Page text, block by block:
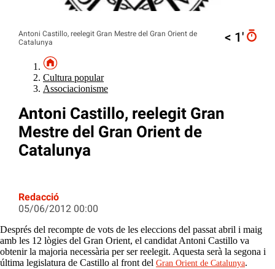
Antoni Castillo, reelegit Gran Mestre del Gran Orient de
Catalunya
< 1′
Cultura popular
Associacionisme
Antoni Castillo, reelegit Gran
Mestre del Gran Orient de
Catalunya
Redacció
05/06/2012 00:00
Després del recompte de vots de les eleccions del passat abril i maig
amb les 12 lògies del Gran Orient, el candidat Antoni Castillo va
obtenir la majoria necessària per ser reelegit. Aquesta serà la segona i
última legislatura de Castillo al front del Gran Orient de Catalunya.